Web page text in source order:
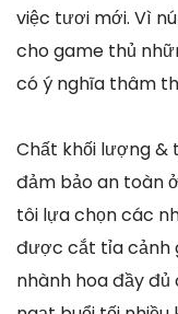
việc tươi mới. Vì
cho game thủ
có ý nghĩa thâm
Chất khối lượng &
đảm bảo an toàn
tôi lựa chọn các
được cắt tỉa cảnh
nhành hoa đầy